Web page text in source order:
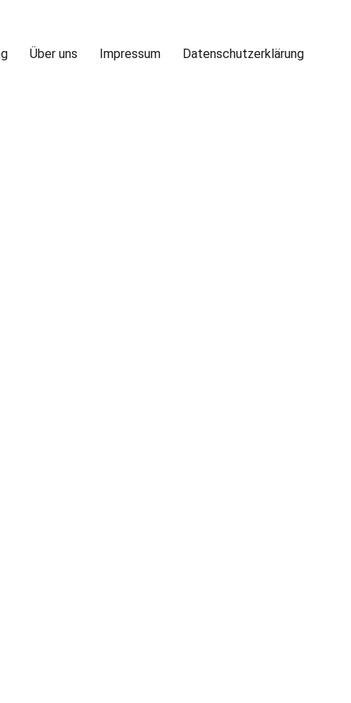
Über uns Impressum Datenschutzerklärung